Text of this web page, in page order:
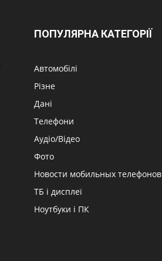
ПОПУЛЯРНА КАТЕГОРІЇ
Автомобілі
Різне
Дані
Телефони
Аудіо/Відео
Фото
Новости мобильных телефонов
ТБ і дисплеї
Ноутбуки і ПК